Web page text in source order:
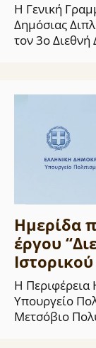
Η Γενική
Δημόσιας
τον 3ο
Ημερίδα
έργου
Η Περιφέρεια
Υπουργείο
Μετσόβιο